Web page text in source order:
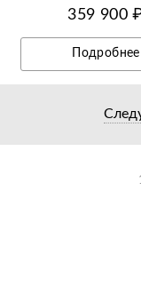
359 900
Подробнее